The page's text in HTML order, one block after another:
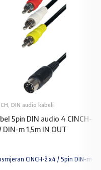
DIN audio kabeli
5pin DIN audio 4 CINCH-
DIN-m 1,5m IN OUT
CINCH-ž x4 / 5pin DIN-m